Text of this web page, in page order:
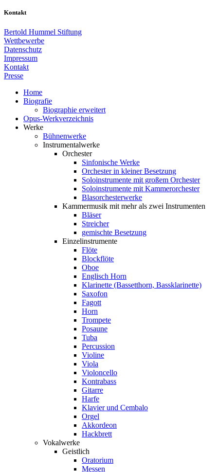
Kontakt
Bertold Hummel Stiftung
Wettbewerbe
Datenschutz
Impressum
Kontakt
Presse
Home
Biografie
Biographie erweitert
Opus-Werkverzeichnis
Werke
Bühnenwerke
Instrumentalwerke
Orchester
Sinfonische Werke
Orchester in kleiner Besetzung
Soloinstrumente mit großem Orchester
Soloinstrumente mit Kammerorchester
Blasorchesterwerke
Kammermusik mit mehr als zwei Instrumenten
Bläser
Streicher
gemischte Besetzung
Einzelinstrumente
Flöte
Blockflöte
Oboe
Englisch Horn
Klarinette (Bassetthorn, Bassklarinette)
Saxofon
Fagott
Horn
Trompete
Posaune
Tuba
Percussion
Violine
Viola
Violoncello
Kontrabass
Gitarre
Harfe
Klavier und Cembalo
Orgel
Akkordeon
Hackbrett
Vokalwerke
Geistlich
Oratorium
Messen